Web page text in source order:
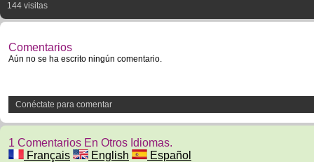
144 visitas
Comentarios
Aún no se ha escrito ningún comentario.
Conéctate para comentar
1 Comentarios En Otros Idiomas.
Français
English Español